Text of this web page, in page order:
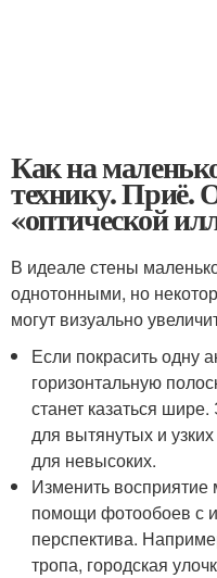
Как на
технику. Приё.
«оптической
В идеале стены
однотонными, но
могут визуально
Если покрасить одну
горизонтальную
станет казаться
для вытянутых и
для невысоких.
Изменить
помощи фотообоев с
перспектива.
тропа, городская